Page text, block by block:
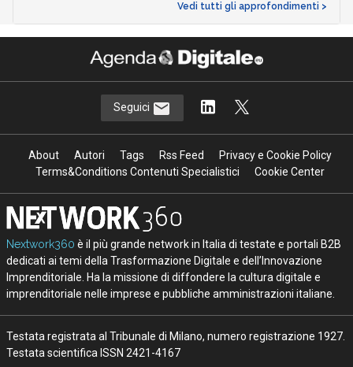
Vedi tutti gli approfondimenti >
Seguici
About Autori Tags Rss Feed
Privacy e Cookie Policy
Terms&Conditions Contenuti Specialistici
Cookie Center
Nextwork360 è il più grande network in Italia di testate e portali B2B
dedicati ai temi della Trasformazione Digitale e dell’Innovazione
Imprenditoriale. Ha la missione di diffondere la cultura digitale e
imprenditoriale nelle imprese e pubbliche amministrazioni italiane.
Testata registrata al Tribunale di Milano, numero registrazione 1927.
Testata scientifica ISSN 2421-4167